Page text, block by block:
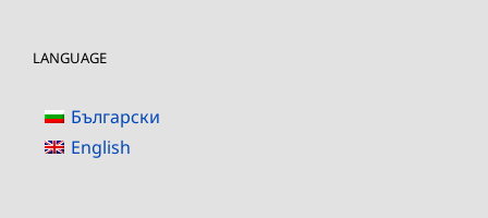
LANGUAGE
Български
English